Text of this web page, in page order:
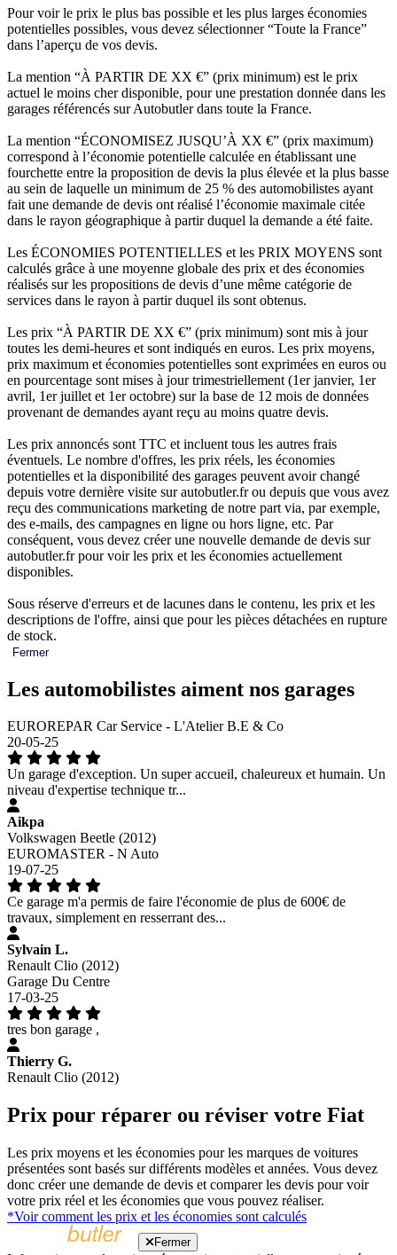
Pour voir le prix le plus bas possible et les plus larges économies
potentielles possibles, vous devez sélectionner “Toute la France”
dans l’aperçu de vos devis.
La mention “À PARTIR DE XX €” (prix minimum) est le prix
actuel le moins cher disponible, pour une prestation donnée dans les
garages référencés sur Autobutler dans toute la France.
La mention “ÉCONOMISEZ JUSQU’À XX €” (prix maximum)
correspond à l’économie potentielle calculée en établissant une
fourchette entre la proposition de devis la plus élevée et la plus basse
au sein de laquelle un minimum de 25 % des automobilistes ayant
fait une demande de devis ont réalisé l’économie maximale citée
dans le rayon géographique à partir duquel la demande a été faite.
Les ÉCONOMIES POTENTIELLES et les PRIX MOYENS sont
calculés grâce à une moyenne globale des prix et des économies
réalisés sur les propositions de devis d’une même catégorie de
services dans le rayon à partir duquel ils sont obtenus.
Les prix “À PARTIR DE XX €” (prix minimum) sont mis à jour
toutes les demi-heures et sont indiqués en euros. Les prix moyens,
prix maximum et économies potentielles sont exprimées en euros ou
en pourcentage sont mises à jour trimestriellement (1er janvier, 1er
avril, 1er juillet et 1er octobre) sur la base de 12 mois de données
provenant de demandes ayant reçu au moins quatre devis.
Les prix annoncés sont TTC et incluent tous les autres frais
éventuels. Le nombre d'offres, les prix réels, les économies
potentielles et la disponibilité des garages peuvent avoir changé
depuis votre dernière visite sur autobutler.fr ou depuis que vous avez
reçu des communications marketing de notre part via, par exemple,
des e-mails, des campagnes en ligne ou hors ligne, etc. Par
conséquent, vous devez créer une nouvelle demande de devis sur
autobutler.fr pour voir les prix et les économies actuellement
disponibles.
Sous réserve d'erreurs et de lacunes dans le contenu, les prix et les
descriptions de l'offre, ainsi que pour les pièces détachées en rupture
de stock.
Fermer
Les automobilistes aiment nos garages
EUROREPAR Car Service - L'Atelier B.E & Co
20-05-25
Un garage d'exception. Un super accueil, chaleureux et humain. Un
niveau d'expertise technique tr...
Aikpa
Volkswagen Beetle (2012)
EUROMASTER - N Auto
19-07-25
Ce garage m'a permis de faire l'économie de plus de 600€ de
travaux, simplement en resserrant des...
Sylvain L.
Renault Clio (2012)
Garage Du Centre
17-03-25
tres bon garage ,
Thierry G.
Renault Clio (2012)
Prix pour réparer ou réviser votre Fiat
Les prix moyens et les économies pour les marques de voitures
présentées sont basés sur différents modèles et années. Vous devez
donc créer une demande de devis et comparer les devis pour voir
votre prix réel et les économies que vous pouvez réaliser.
*Voir comment les prix et les économies sont calculés
Fermer